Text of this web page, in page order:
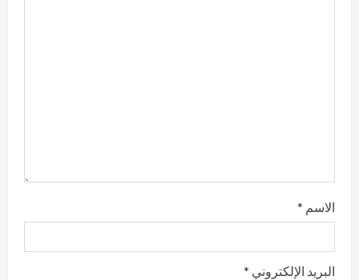
الاسم *
البريد الإلكتروني *